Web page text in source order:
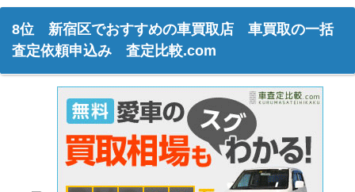
8位 新宿区でおすすめの車買取店 車買取の一括
査定依頼申込み 査定比較.com